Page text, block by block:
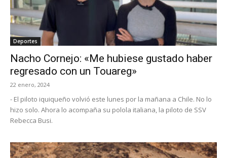
Deportes
Nacho Cornejo: «Me hubiese gustado haber
regresado con un Touareg»
22 enero, 2024
- El piloto iquiqueño volvió este lunes por la mañana a Chile. No lo
hizo solo. Ahora lo acompaña su polola italiana, la piloto de SSV
Rebecca Busi.